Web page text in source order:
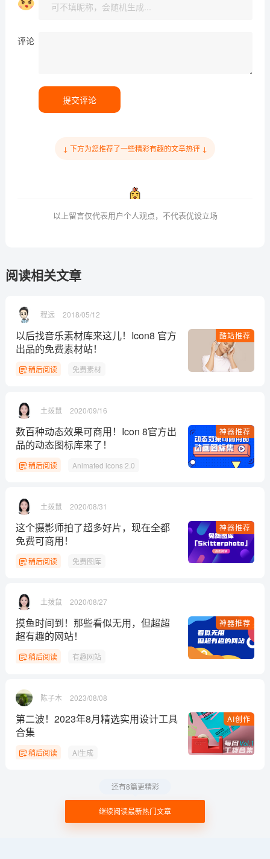
评论
提交评论
↓ 下方为您推荐了一些精彩有趣的文章热评 ↓
以上留言仅代表用户个人观点，不代表优设立场
阅读相关文章
程远 2018/05/12
酷站推荐
以后找音乐素材库来这儿！Icon8 官方
出品的免费素材站！
稍后阅读 免费素材
土拨鼠 2020/09/16
神器推荐
数百种动态效果可商用！Icon 8官方出
品的动态图标库来了！
稍后阅读 Animated icons 2.0
土拨鼠 2020/08/31
神器推荐
这个摄影师拍了超多好片，现在全都
免费可商用！
稍后阅读 免费图库
土拨鼠 2020/08/27
神器推荐
摸鱼时间到！那些看似无用，但超超
超有趣的网站！
稍后阅读 有趣网站
陈子木 2023/08/08
AI创作
第二波！2023年8月精选实用设计工具
合集
稍后阅读 AI生成
继续阅读最新热门文章
还有8篇更精彩